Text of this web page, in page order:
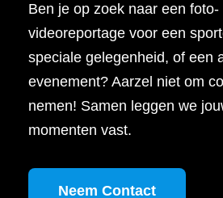
Ben je op zoek naar een foto-
videoreportage voor een
speciale gelegenheid, of een
evenement? Aarzel niet om
nemen! Samen leggen we
momenten vast.
Neem Contact